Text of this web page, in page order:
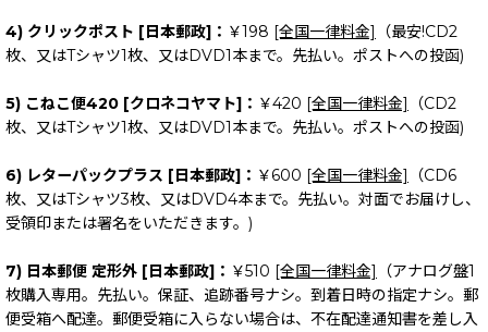
4) クリックポスト [日本郵政]： ￥198 [全国一律料金]
（最安!CD2
枚、又はTシャツ1枚、又はDVD1本まで。先払い。ポストへの投函)
5) こねこ便420 [クロネコヤマト]： ￥420 [全国一律料金]
（CD2
枚、又はTシャツ1枚、又はDVD1本まで。先払い。ポストへの投函)
6) レターパックプラス [日本郵政]： ￥600 [全国一律料金]
（CD6
枚、又はTシャツ3枚、又はDVD4本まで。先払い。対面でお届けし、
受領印または署名をいただきます。)
7) 日本郵便 定形外 [日本郵政]： ￥510 [全国一律料金]
（アナログ盤1
枚購入専用。先払い。保証、追跡番号ナシ。到着日時の指定ナシ。郵
便受箱へ配達。郵便受箱に入らない場合は、不在配達通知書を差し入